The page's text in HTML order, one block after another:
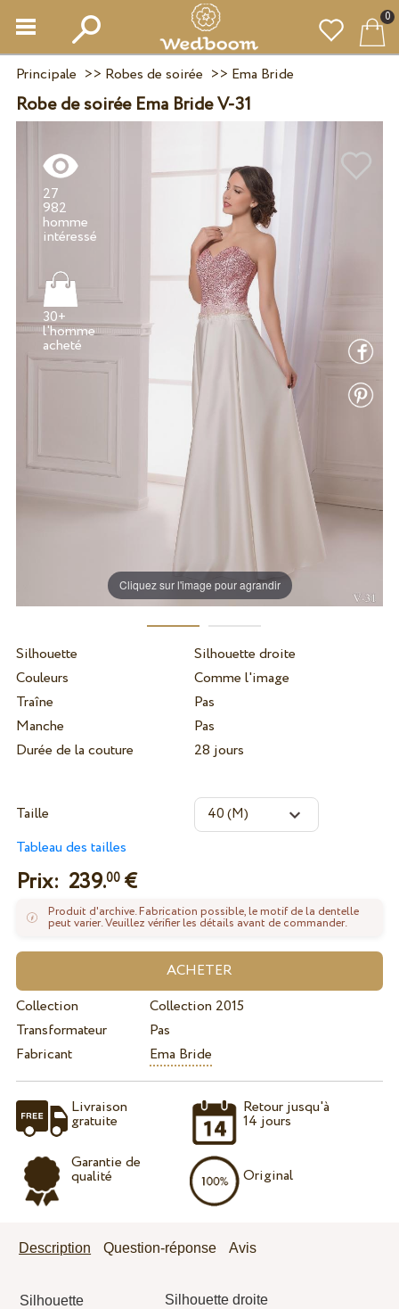
0
Principale >> Robes de soirée >> Ema Bride
Robe de soirée Ema Bride V-31
Cliquez sur l'image pour agrandir
27
982
homme
30+
l'homme
Silhouette
Silhouette droite
Couleurs
Comme l'image
Traîne
Pas
Manche
Pas
Durée de la couture
28 jours
Taille
Tableau des tailles
Prix: 239.00€
Produit d'archive. Fabrication possible, le motif de la dentelle
peut varier. Veuillez vérifier les détails avant de commander.
Collection
Collection 2015
Transformateur
Pas
Fabricant
Ema Bride
Livraison
gratuite
Garantie de
qualité
Retour jusqu'à
14 jours
Original
Description Question-réponse Avis
Silhouette
Silhouette droite